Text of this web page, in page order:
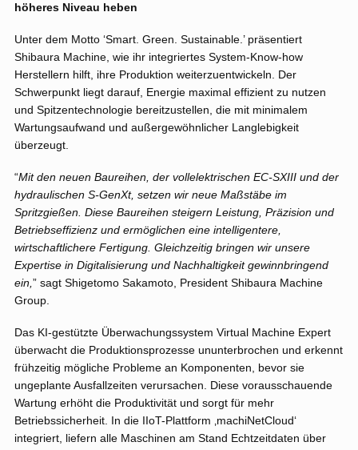
höheres Niveau heben
Unter dem Motto ‘Smart. Green. Sustainable.’ präsentiert
Shibaura Machine, wie ihr integriertes System-Know-how
Herstellern hilft, ihre Produktion weiterzuentwickeln. Der
Schwerpunkt liegt darauf, Energie maximal effizient zu nutzen
und Spitzentechnologie bereitzustellen, die mit minimalem
Wartungsaufwand und außergewöhnlicher Langlebigkeit
überzeugt.
“Mit den neuen Baureihen, der vollelektrischen EC-SXIII und der
hydraulischen S-GenXt, setzen wir neue Maßstäbe im
Spritzgießen. Diese Baureihen steigern Leistung, Präzision und
Betriebseffizienz und ermöglichen eine intelligentere,
wirtschaftlichere Fertigung. Gleichzeitig bringen wir unsere
Expertise in Digitalisierung und Nachhaltigkeit gewinnbringend
ein, ” sagt Shigetomo Sakamoto, President Shibaura Machine
Group.
Das KI-gestützte Überwachungssystem Virtual Machine Expert
überwacht die Produktionsprozesse ununterbrochen und erkennt
frühzeitig mögliche Probleme an Komponenten, bevor sie
ungeplante Ausfallzeiten verursachen. Diese vorausschauende
Wartung erhöht die Produktivität und sorgt für mehr
Betriebssicherheit. In die IIoT-Plattform ‚machiNetCloud‘
integriert, liefern alle Maschinen am Stand Echtzeitdaten über